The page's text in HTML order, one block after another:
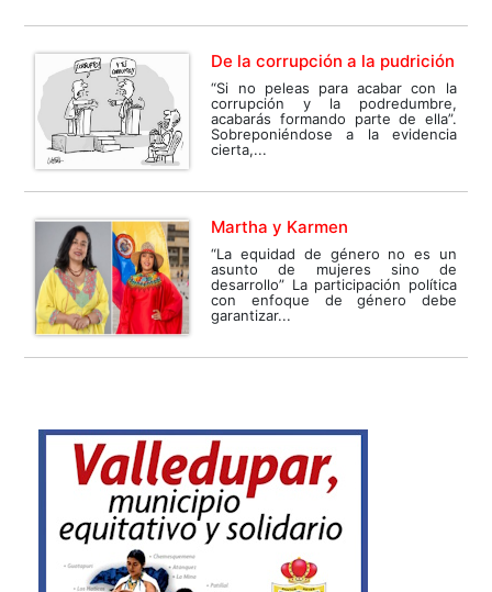
De la corrupción a la pudrición
“Si no peleas para acabar con la
corrupción y la podredumbre,
acabarás formando parte de ella”.
Sobreponiéndose a la evidencia
cierta,...
Martha y Karmen
“La equidad de género no es un
asunto de mujeres sino de
desarrollo” La participación política
con enfoque de género debe
garantizar...